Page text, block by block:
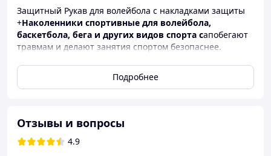
Защитный Рукав для волейбола с накладками защиты
+Наколенники спортивные для волейбола,
баскетбола, бега и других видов спорта сапобегают
травмам и делают занятия спортом безопаснее.
Цвет: черный
Набор детский (подростковый) Нарукавники 26 см.
см. + наколенники L
Размеры наколенников: M, L
Подробнее
Отзывы и вопросы
4.9